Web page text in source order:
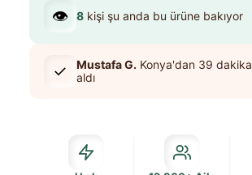
👁️ 8 kişi şu anda bu ürüne bakıyor
✓ Mustafa G. Konya'dan 39 dakika
aldı